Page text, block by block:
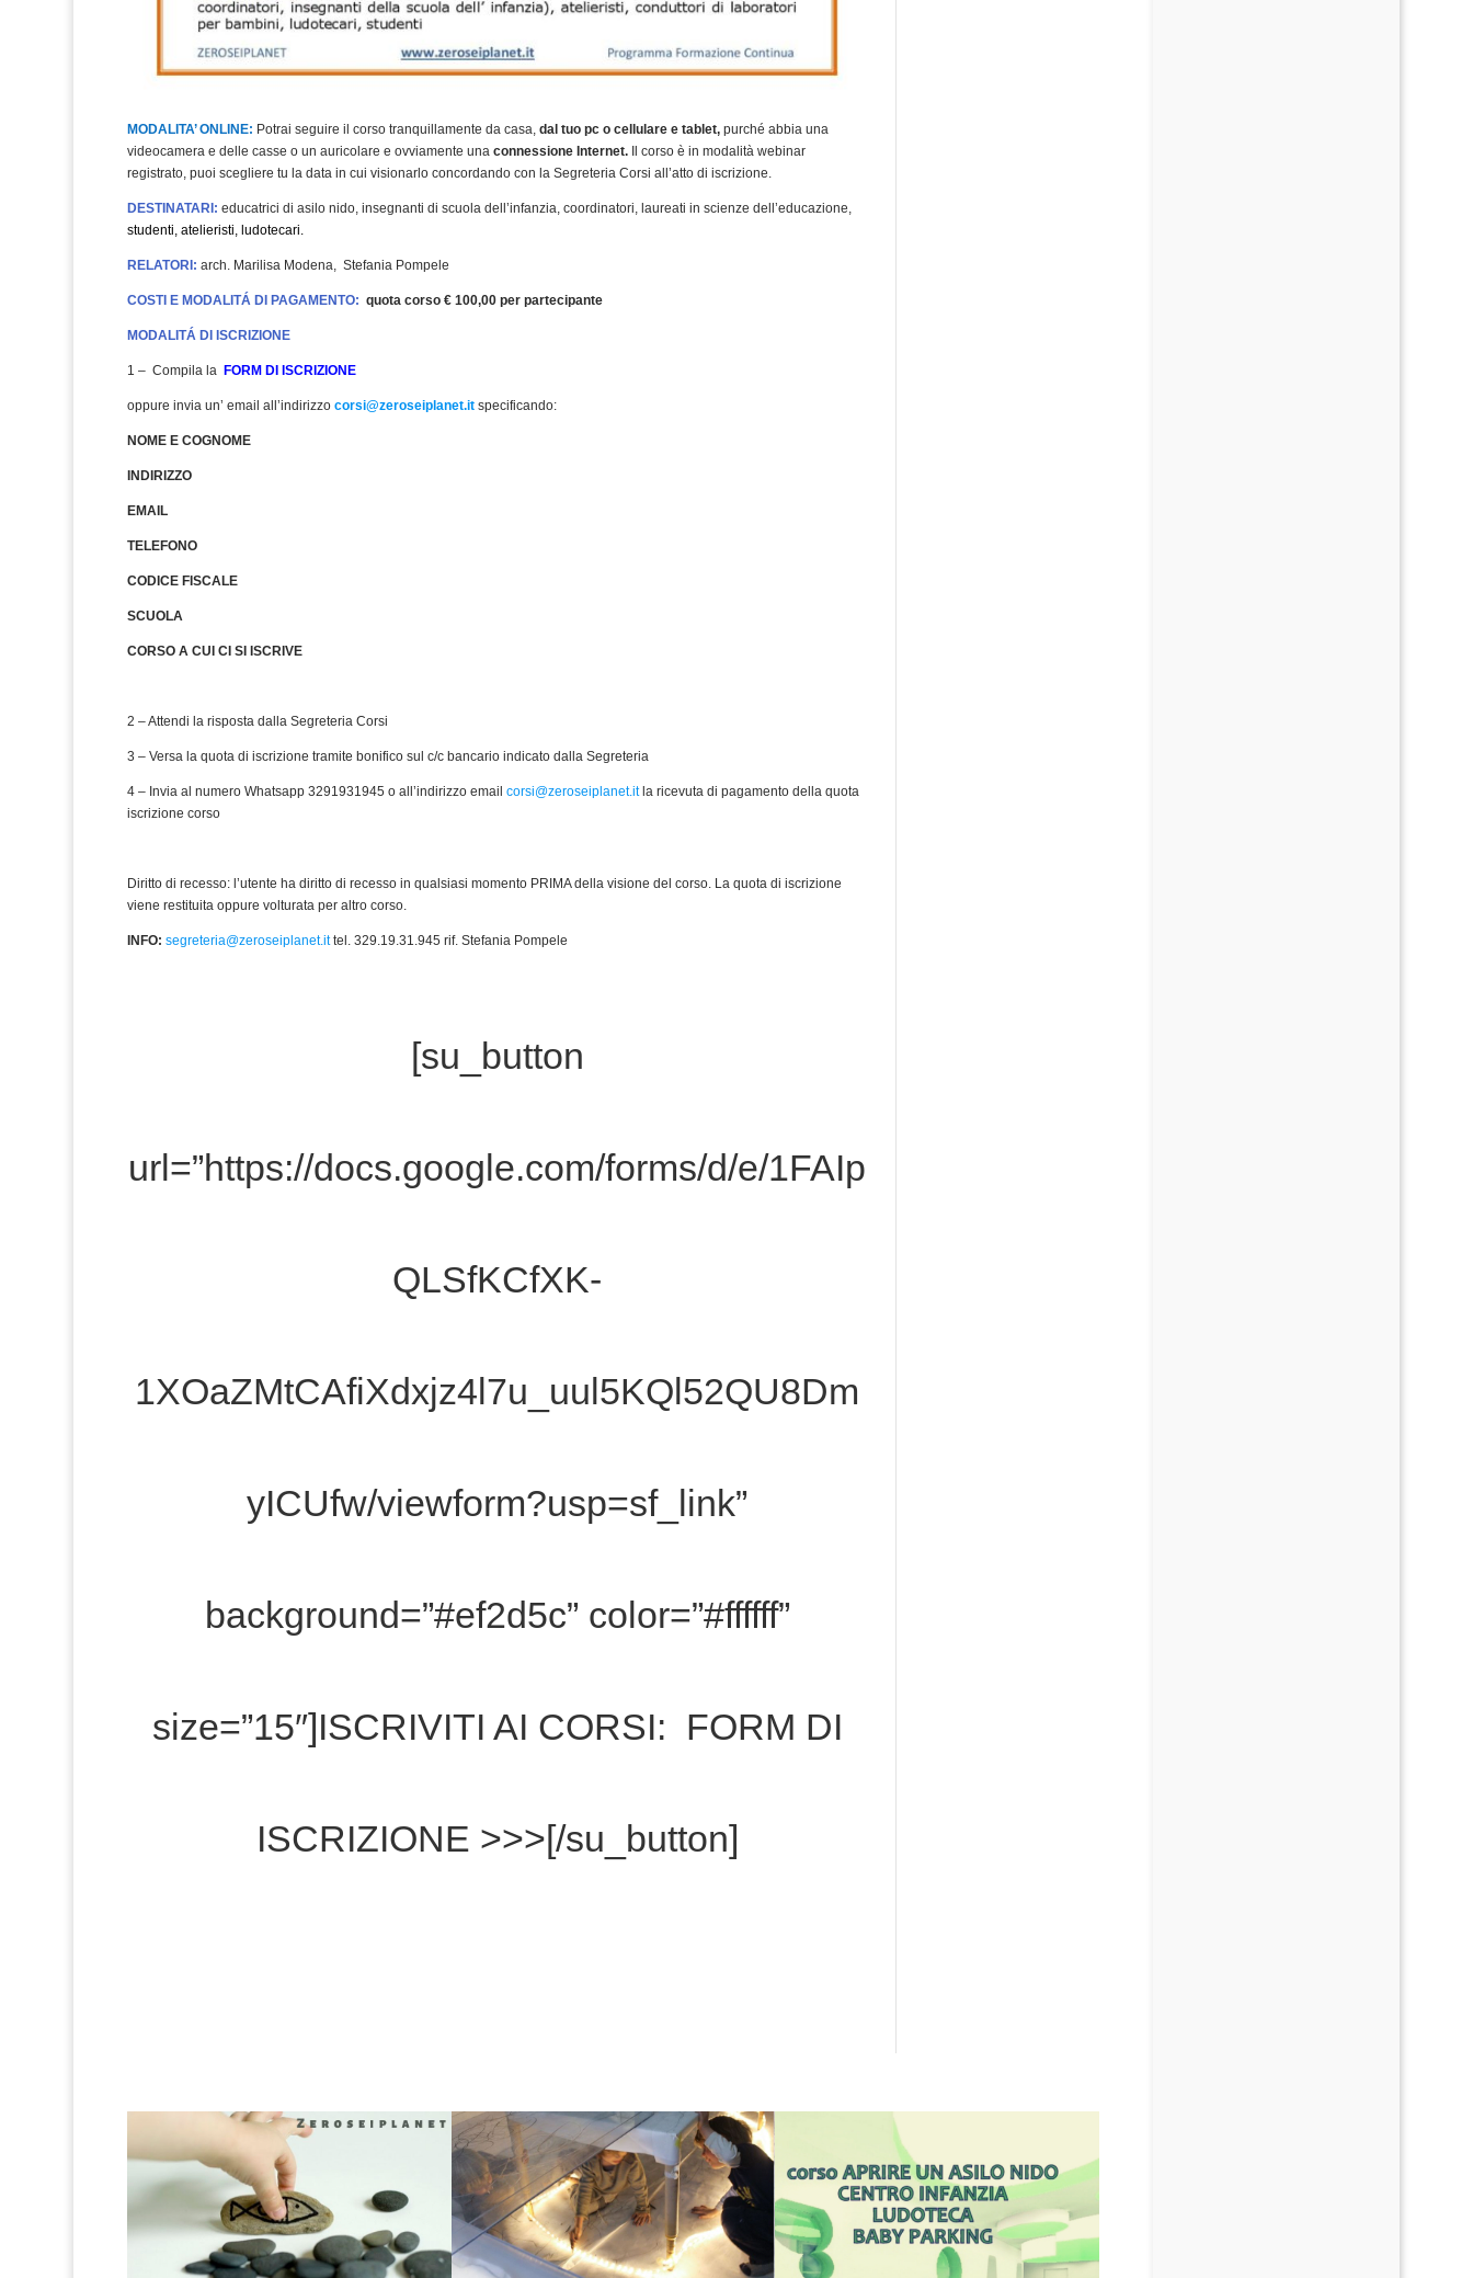
MODALITA’ ONLINE: Potrai seguire il corso tranquillamente da casa,dal tuo pc o cellulare e tablet, purché abbia una
videocamera e delle casse o un auricolare e ovviamente unaconnessione Internet. Il corso è in modalità webinar
registrato, puoi scegliere tu la data in cui visionarlo concordando con la Segreteria Corsi all’atto di iscrizione.
DESTINATARI: educatrici di asilo nido, insegnanti di scuola dell’infanzia, coordinatori, laureati in scienze dell’educazione,
studenti, atelieristi, ludotecari.
RELATORI: arch. Marilisa Modena, Stefania Pompele
COSTI E MODALITÁ DI PAGAMENTO: quota corso € 100,00 per partecipante
MODALITÁ DI ISCRIZIONE
1 – Compila laFORM DI ISCRIZIONE
oppure invia un’ email all’indirizzocorsi@zeroseiplanet.it specificando:
NOME E COGNOME
INDIRIZZO
EMAIL
TELEFONO
CODICE FISCALE
SCUOLA
CORSO A CUI CI SI ISCRIVE
2 – Attendi la risposta dalla Segreteria Corsi
3 – Versa la quota di iscrizione tramite bonifico sul c/c bancario indicato dalla Segreteria
4 – Invia al numero Whatsapp 3291931945 o all’indirizzo emailcorsi@zeroseiplanet.itla ricevuta di pagamento della quota
iscrizione corso
Diritto di recesso: l’utente ha diritto di recesso in qualsiasi momento PRIMA della visione del corso. La quota di iscrizione
viene restituita oppure volturata per altro corso.
INFO: segreteria@zeroseiplanet.ittel. 329.19.31.945 rif. Stefania Pompele
[su_button
url=”https://docs.google.com/forms/d/e/1FAIp
QLSfKCfXK-
1XOaZMtCAfiXdxjz4l7u_uul5KQl52QU8Dm
yICUfw/viewform?usp=sf_link”
background=”#ef2d5c” color=”#ffffff”
size=”15″]ISCRIVITI AI CORSI: FORM DI
ISCRIZIONE >>>[/su_button]